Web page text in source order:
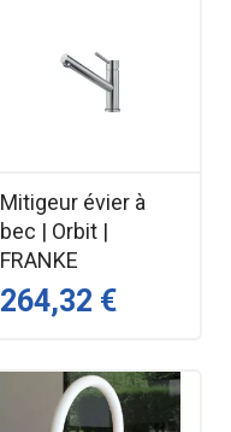
Mitigeur évier à
bec | Orbit |
FRANKE
264,32 €